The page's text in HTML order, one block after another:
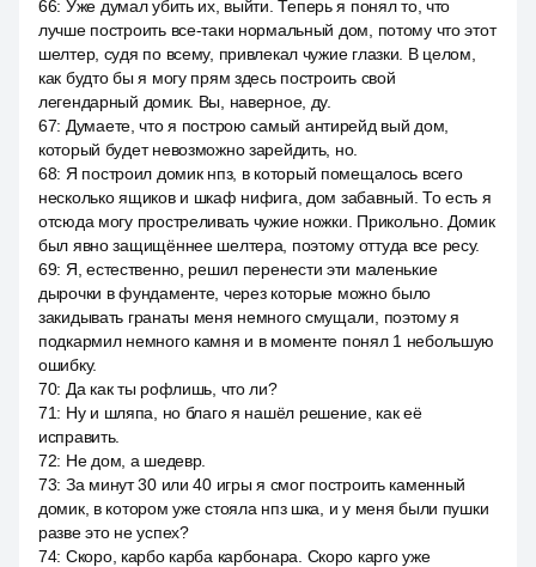
66: Уже думал убить их, выйти. Теперь я понял то, что
лучше построить все-таки нормальный дом, потому что этот
шелтер, судя по всему, привлекал чужие глазки. В целом,
как будто бы я могу прям здесь построить свой
легендарный домик. Вы, наверное, ду.
67: Думаете, что я построю самый антирейд вый дом,
который будет невозможно зарейдить, но.
68: Я построил домик нпз, в который помещалось всего
несколько ящиков и шкаф нифига, дом забавный. То есть я
отсюда могу простреливать чужие ножки. Прикольно. Домик
был явно защищённее шелтера, поэтому оттуда все ресу.
69: Я, естественно, решил перенести эти маленькие
дырочки в фундаменте, через которые можно было
закидывать гранаты меня немного смущали, поэтому я
подкармил немного камня и в моменте понял 1 небольшую
ошибку.
70: Да как ты рофлишь, что ли?
71: Ну и шляпа, но благо я нашёл решение, как её
исправить.
72: Не дом, а шедевр.
73: За минут 30 или 40 игры я смог построить каменный
домик, в котором уже стояла нпз шка, и у меня были пушки
разве это не успех?
74: Скоро, карбо карба карбонара. Скоро карго уже